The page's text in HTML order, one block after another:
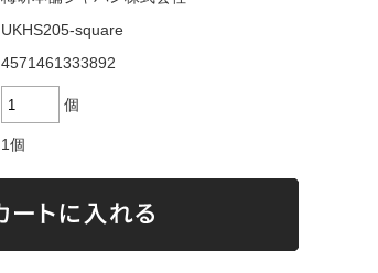
UKHS205-square
4571461333892
個
1個